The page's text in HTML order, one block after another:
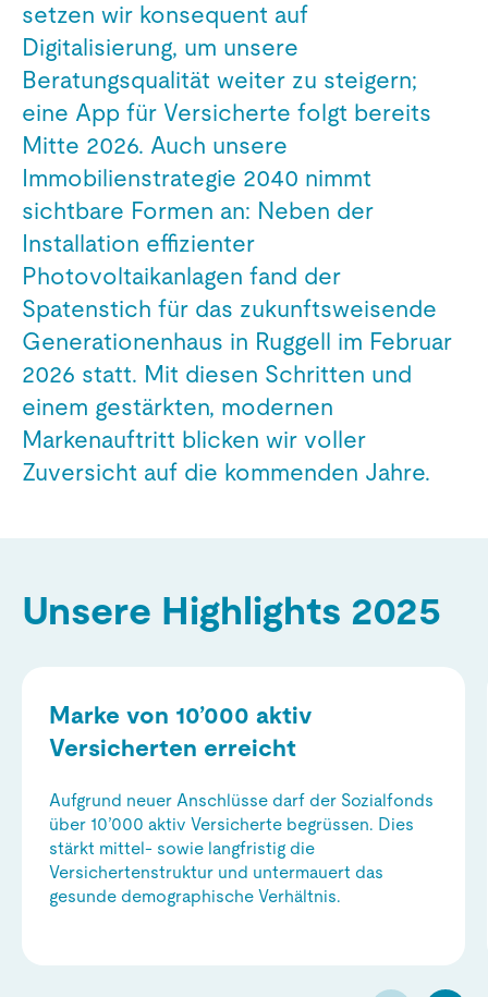
setzen wir konsequent auf
Digitalisierung, um unsere
Beratungsqualität weiter zu steigern;
eine App für Versicherte folgt bereits
Mitte 2026. Auch unsere
Immobilienstrategie 2040 nimmt
sichtbare Formen an: Neben der
Installation effizienter
Photovoltaikanlagen fand der
Spatenstich für das zukunftsweisende
Generationenhaus in Ruggell im Februar
2026 statt. Mit diesen Schritten und
einem gestärkten, modernen
Markenauftritt blicken wir voller
Zuversicht auf die kommenden Jahre.
Unsere Highlights 2025
Marke von 10’000 aktiv
Versicherten erreicht
Aufgrund neuer Anschlüsse darf der Sozialfonds
über 10’000 aktiv Versicherte begrüssen. Dies
stärkt mittel- sowie langfristig die
Versichertenstruktur und untermauert das
gesunde demographische Verhältnis.